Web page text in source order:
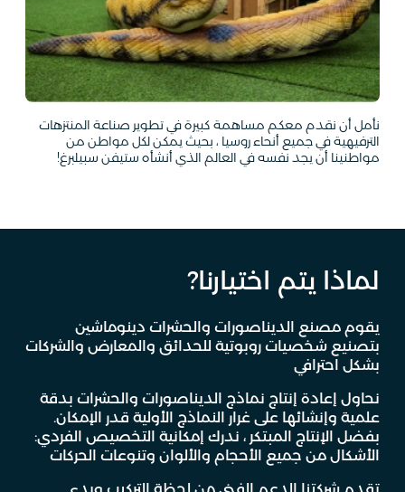
نأمل أن نقدم معكم مساهمة كبيرة في تطوير صناعة المنتزهات
الترفيهية في جميع أنحاء روسيا ، بحيث يمكن لكل مواطن من
مواطنينا أن يجد نفسه في العالم الذي أنشأه ستيفن سبيلبرغ!
لماذا يتم اختيارنا?
يقوم مصنع الديناصورات والحشرات دينوماشين
بتصنيع شخصيات روبوتية للحدائق والمعارض والشركات
بشكل احترافي
نحاول إعادة إنتاج نماذج الديناصورات والحشرات بدقة
علمية وإنشائها على غرار النماذج الأولية قدر الإمكان.
بفضل الإنتاج المبتكر ، ندرك إمكانية التخصيص الفردي:
الأشكال من جميع الأحجام والألوان وتنوعات الحركات